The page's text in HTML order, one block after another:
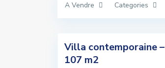
A Vendre Categories
Villa contemporaine –
107 m2